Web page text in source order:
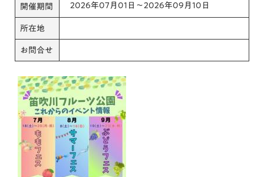
開催期間 2026年07月01日～2026年09月10日
所在地
お問合せ